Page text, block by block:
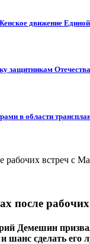
движение
защитникам Отечества
в области
после
Демешин
и шанс сделать